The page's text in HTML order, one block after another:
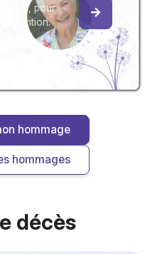
pour
attention.
hommage
hommages
décès